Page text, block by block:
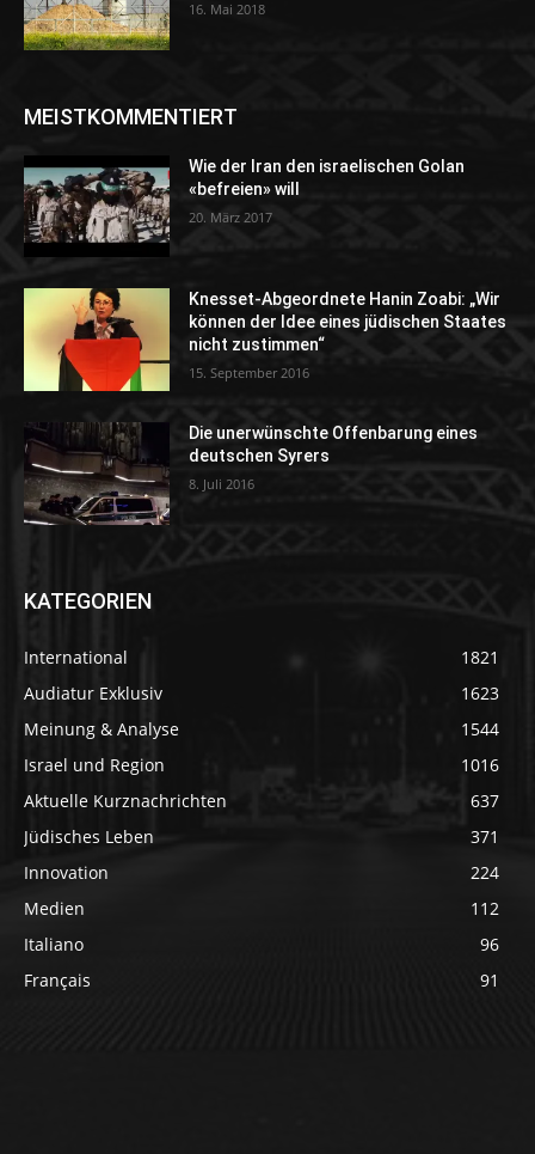
16. Mai 2018
MEISTKOMMENTIERT
Wie der Iran den israelischen Golan
«befreien» will
20. März 2017
Knesset-Abgeordnete Hanin Zoabi: „Wir
können der Idee eines jüdischen Staates
nicht zustimmen“
15. September 2016
Die unerwünschte Offenbarung eines
deutschen Syrers
8. Juli 2016
KATEGORIEN
International
1821
Audiatur Exklusiv
1623
Meinung & Analyse
1544
Israel und Region
1016
Aktuelle Kurznachrichten
637
Jüdisches Leben
371
Innovation
224
Medien
112
Italiano
96
Français
91